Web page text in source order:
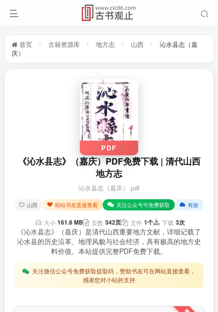
首页 古籍资源库 地方志 山西
沁水县志（嘉
庆）
PDF
《沁水县志》（嘉庆）PDF免费下载 | 清代山西
地方志
沁水县志（嘉庆）.pdf
山西 助站书友直接查看 关注公众号可免费获取 有效
大小 161.6 MB 页数 342页 文件 1个 下载 3次
《沁水县志》（嘉庆）是清代山西重要地方文献，详细记载了
沁水县的历史沿革、地理风貌与社会经济，具有极高的地方史
料价值。本站提供完整PDF免费下载。
关注微信公众号免费获取提取码，赞助书友可在网站直接查看，
感谢您对小站的支持